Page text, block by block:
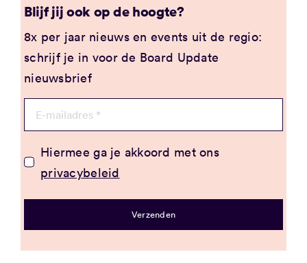
Blijf jij ook op de hoogte?
8x per jaar nieuws en events uit de regio:
schrijf je in voor de Board Update
nieuwsbrief
Hiermee ga je akkoord met ons
privacybeleid
Verzenden